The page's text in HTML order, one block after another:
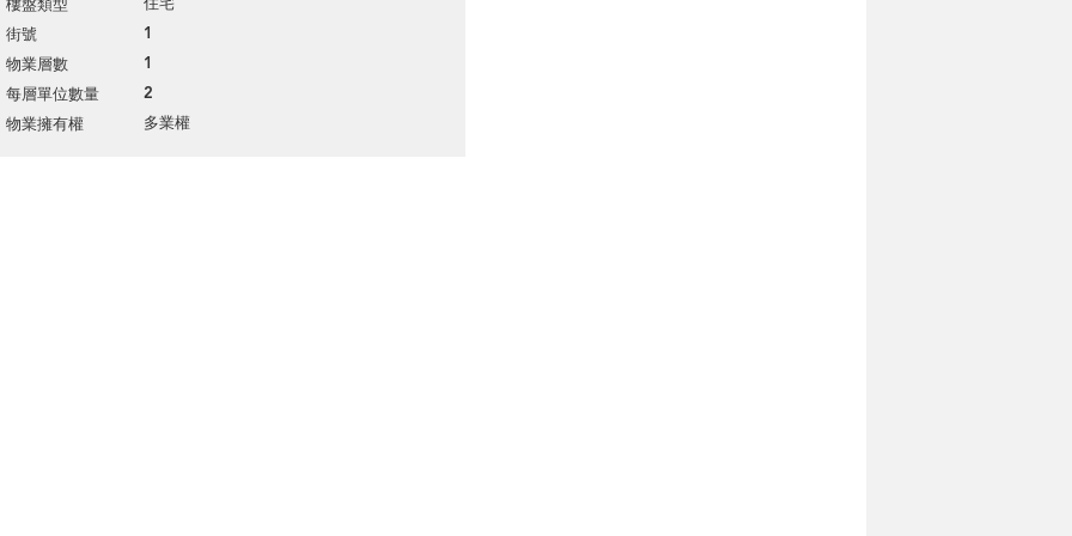
樓盤類型
街號 1
物業層數 1
每層單位數量 2
物業擁有權 多業權